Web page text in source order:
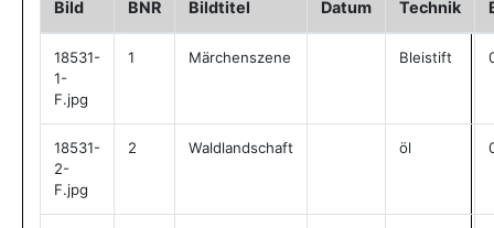
Bild BNR Bildtitel Datum Technik
18531-
1-
F.jpg
1 Märchenszene Bleistift
18531-
2-
F.jpg
2 Waldlandschaft öl